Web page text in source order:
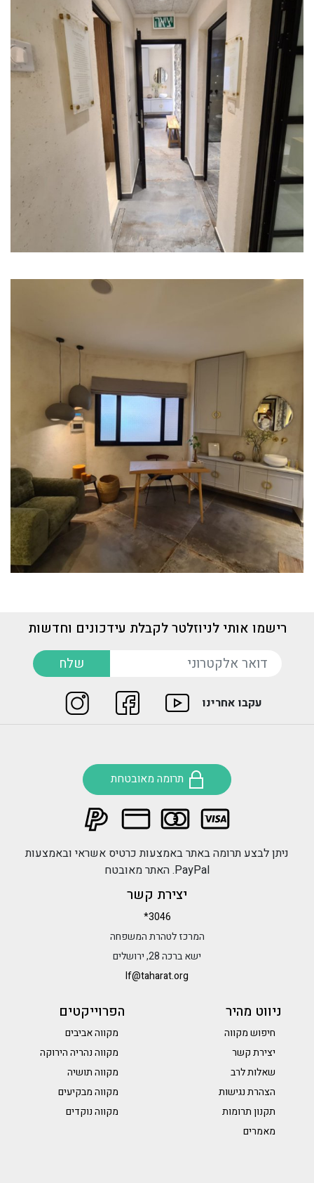
רישמו אותי לניוזלטר לקבלת עידכונים וחדשות
שלח
עקבו אחרינו
ניווט מהיר
חיפוש מקווה
יצירת קשר
שאלות לרב
הצהרת נגישות
תקנון תרומות
מאמרים
הפרוייקטים
מקווה אביבים
מקווה נהריה הירוקה
מקווה תושיה
מקווה מבקיעים
מקווה נוקדים
יצירת קשר
*3046
המרכז לטהרת המשפחה
ישא ברכה 28, ירושלים
lf@taharat.org
תרומה מאובטחת
ניתן לבצע תרומה באתר באמצעות כרטיס אשראי ובאמצעות
PayPal. האתר מאובטח